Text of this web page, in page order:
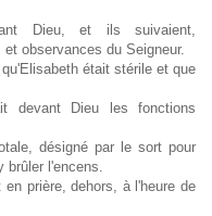
Dieu, et ils suivaient,
observances du Seigneur.
était stérile et que
devant Dieu les fonctions
désigné par le sort pour
brûler l'encens.
prière, dehors, à l'heure de